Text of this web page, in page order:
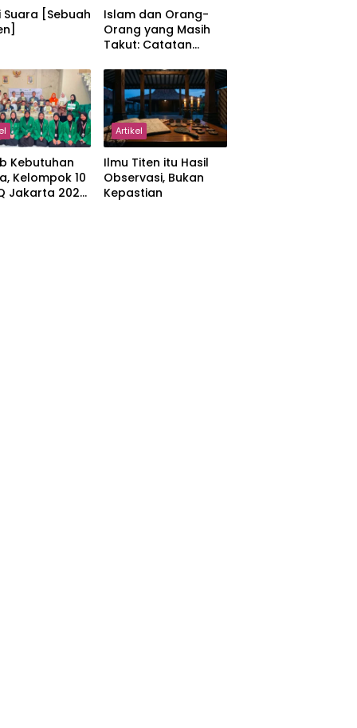
Suara [Sebuah
Islam dan Orang-
Orang yang Masih
Takut: Catatan
Kemajemukan, dan
Negara dalam
Pemikiran Masykuri
Abdillah
Kebutuhan
Kelompok 10
Jakarta 2026
Artikel
Ilmu Titen itu Hasil
Observasi, Bukan
Kepastian